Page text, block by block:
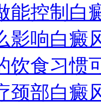
能控制白
影响白癜
饮食习惯
颈部白癜